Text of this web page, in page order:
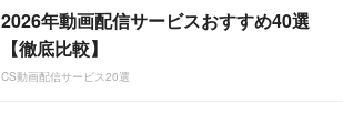
2026年動画配信サービスおすすめ40選
【徹底比較】
CS動画配信サービス20選